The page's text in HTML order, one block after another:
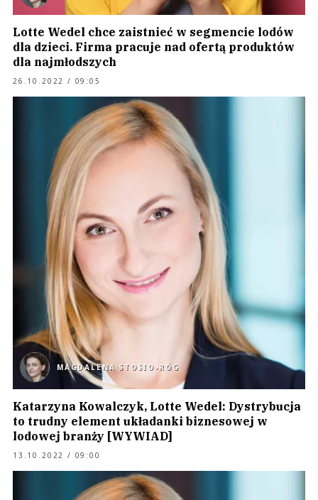
Lotte Wedel chce zaistnieć w segmencie lodów
dla dzieci. Firma pracuje nad ofertą produktów
dla najmłodszych
26.10.2022 / 09:05
MAGDALENA STOSIO-RÓG
Katarzyna Kowalczyk, Lotte Wedel: Dystrybucja
to trudny element układanki biznesowej w
lodowej branży [WYWIAD]
13.10.2022 / 09:00